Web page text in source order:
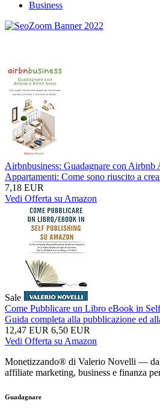
Business
Airbnbusiness: Guadagnare con Airbnb
Appartamenti: Come sono riuscito a
7,18 EUR
Vedi Offerta su Amazon
Sale
Come Pubblicare un Libro eBook in
Guida completa alla pubblicazione ed
12,47 EUR 6,50 EUR
Vedi Offerta su Amazon
Monetizzando® di Valerio Novelli —
affiliate marketing, business e finanza
Guadagnare